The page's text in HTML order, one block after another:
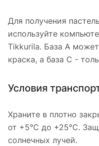
Для получения
используйте
Tikkurila. База A
краска, а база C -
Условия
Храните в плотно
от +5°C до +25°C.
солнечных лучей.